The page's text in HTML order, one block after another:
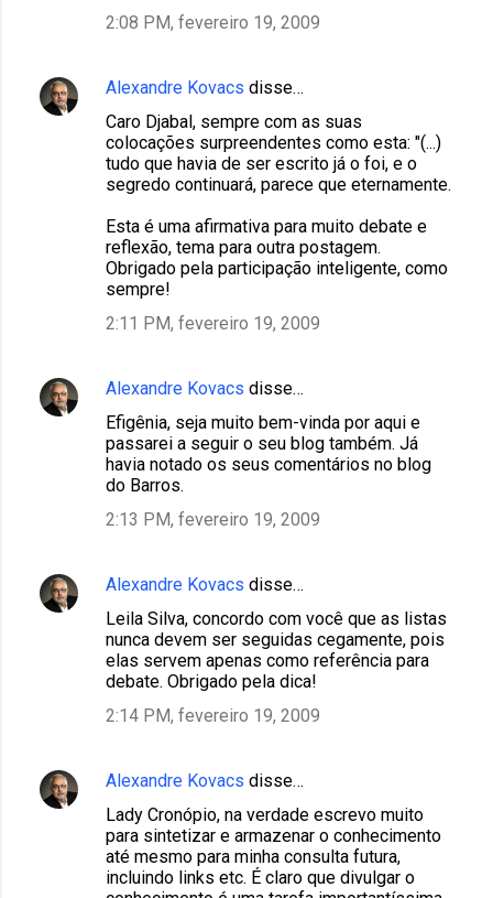
2:08 PM, fevereiro 19, 2009
Alexandre Kovacs disse…
Caro Djabal, sempre com as suas
colocações surpreendentes como esta: "(...)
tudo que havia de ser escrito já o foi, e o
segredo continuará, parece que eternamente.
Esta é uma afirmativa para muito debate e
reflexão, tema para outra postagem.
Obrigado pela participação inteligente, como
sempre!
2:11 PM, fevereiro 19, 2009
Alexandre Kovacs disse…
Efigênia, seja muito bem-vinda por aqui e
passarei a seguir o seu blog também. Já
havia notado os seus comentários no blog
do Barros.
2:13 PM, fevereiro 19, 2009
Alexandre Kovacs disse…
Leila Silva, concordo com você que as listas
nunca devem ser seguidas cegamente, pois
elas servem apenas como referência para
debate. Obrigado pela dica!
2:14 PM, fevereiro 19, 2009
Alexandre Kovacs disse…
Lady Cronópio, na verdade escrevo muito
para sintetizar e armazenar o conhecimento
até mesmo para minha consulta futura,
incluindo links etc. É claro que divulgar o